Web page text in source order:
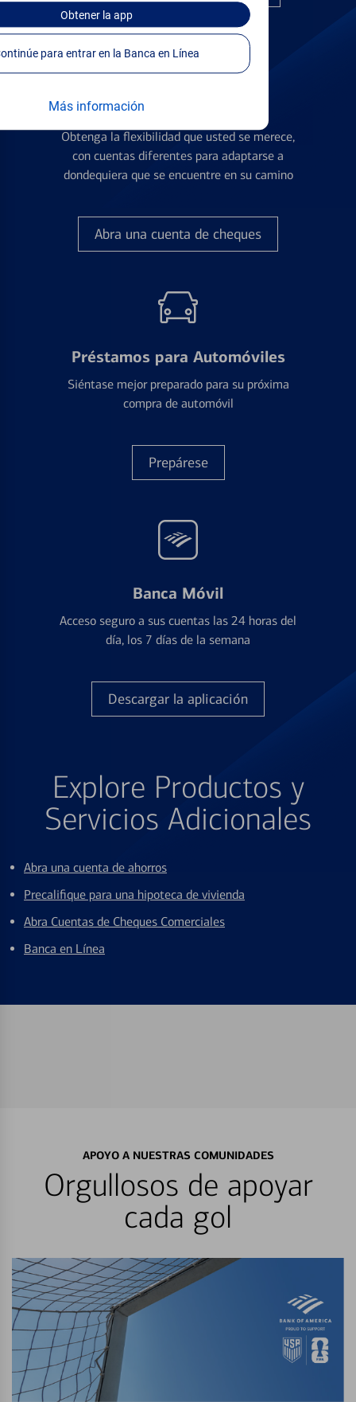
Obtenerla app
Continúe para entrar en la Banca en Línea
Más informaciónCuentas de Cheques
Obtenga la flexibilidad que usted se merece,
con cuentas diferentes para adaptarse a
dondequiera que se encuentre en su camino
Abra una cuenta de cheques
Préstamos para Automóviles
Siéntase mejor preparado para su próxima
compra de automóvil
Prepárese
Banca Móvil
Acceso seguro a sus cuentas las 24 horas del
día, los 7 días de la semana
Descargar la aplicación
Explore Productos y
Servicios Adicionales
Abra una cuenta de ahorros
Precalifique para una hipoteca de vivienda
Abra Cuentas de Cheques Comerciales
Banca en Línea
APOYO A NUESTRAS COMUNIDADES
Orgullosos de apoyar
cada gol